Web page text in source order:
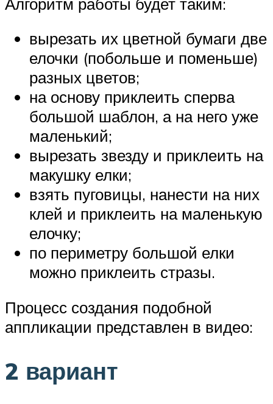
вырезать их цветной бумаги две
елочки (побольше и поменьше)
разных цветов;
на основу приклеить сперва
большой шаблон, а на него уже
маленький;
вырезать звезду и приклеить на
макушку елки;
взять пуговицы, нанести на них
клей и приклеить на маленькую
елочку;
по периметру большой елки
можно приклеить стразы.
Процесс создания подобной
аппликации представлен в видео:
2 вариант